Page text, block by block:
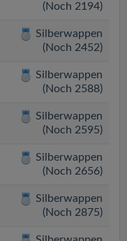
(Noch 2194)
Silberwappen
(Noch 2452)
Silberwappen
(Noch 2588)
Silberwappen
(Noch 2595)
Silberwappen
(Noch 2656)
Silberwappen
(Noch 2875)